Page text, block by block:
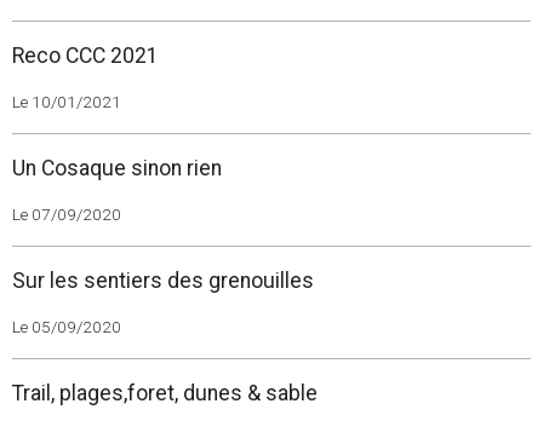
Reco CCC 2021
Le 10/01/2021
Un Cosaque sinon rien
Le 07/09/2020
Sur les sentiers des grenouilles
Le 05/09/2020
Trail, plages,foret, dunes & sable